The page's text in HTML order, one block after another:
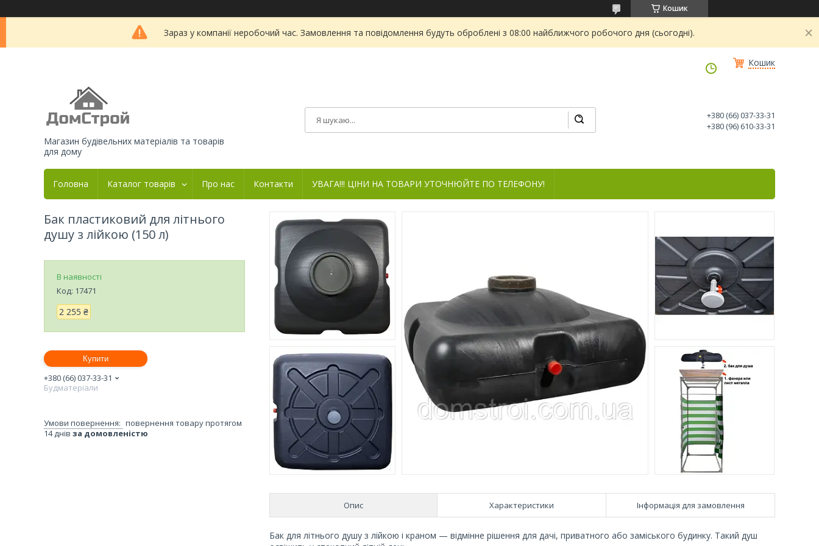
Кошик
Зараз у компанії неробочий час. Замовлення та повідомлення будуть оброблені з 08:00 найближчого робочого дня (сьогодні).
Кошик
Магазин будівельних матеріалів та товарів
для дому
+380 (66) 037-33-31
+380 (96) 610-33-31
Головна Каталог товарів Про нас Контакти УВАГА!!! ЦІНИ НА ТОВАРИ УТОЧНЮЙТЕ ПО ТЕЛЕФОНУ!
Опис Характеристики Інформація для замовлення
Бак для літнього душу з лійкою і краном — відмінне рішення для дачі, приватного або заміського будинку. Такий душ
Бак пластиковий для літнього
душу з лійкою (150 л)
В наявності
Код: 17471
2 255 ₴
Купити
+380 (66) 037-33-31
Будматеріали
повернення товару протягом
14 днів за домовленістю